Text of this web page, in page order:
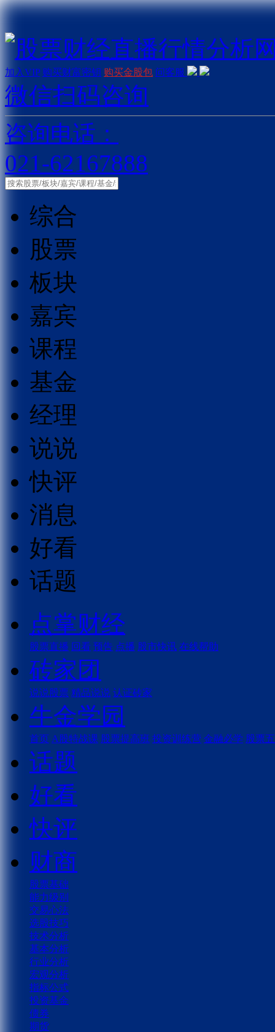
加入VIP 购买财富密钥 购买金股包 问客服
微信扫码咨询
咨询电话：
021-62167888
综合
股票
板块
嘉宾
课程
基金
经理
说说
快评
消息
好看
话题
点掌财经
股票直播 回看 预告 点播 股市快讯 在线帮助
砖家团
说说股票 精品说说 认证砖家
牛金学园
首页 A股特战课 股票提高班 投资训练营 金融必学 股票
话题
好看
快评
财商
股票基础
能力级别
交易心法
选股技巧
技术分析
基本分析
行业分析
宏观分析
指标公式
投资基金
债券
期货